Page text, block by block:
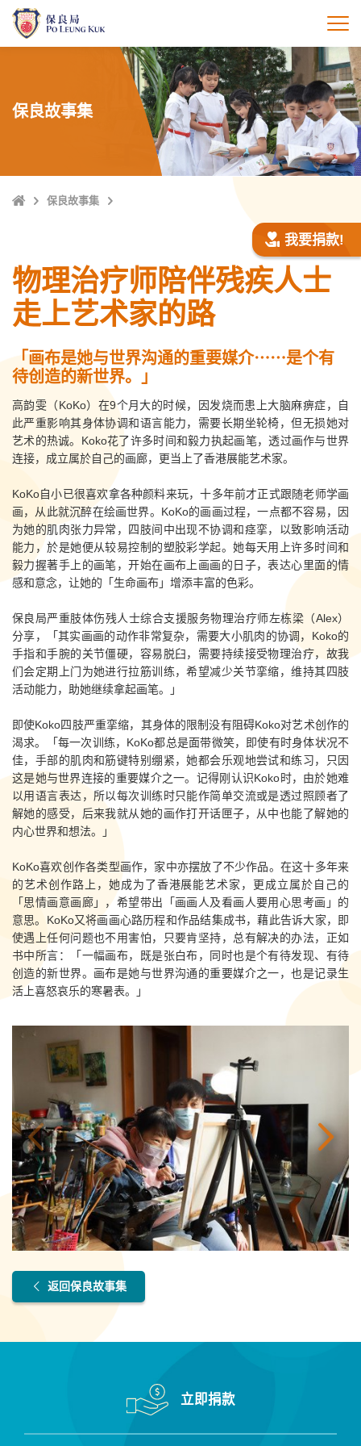
打
保良故事集
Home保良故事集
我要捐款!
物理治疗师陪伴残疾人士
走上艺术家的路
「画布是她与世界沟通的重要媒介⋯⋯是个有
待创造的新世界。」
高韵雯（KoKo）在9个月大的时候，因发烧而患上大脑麻痹症，自
此严重影响其身体协调和语言能力，需要长期坐轮椅，但无损她对
艺术的热诚。Koko花了许多时间和毅力执起画笔，透过画作与世界
连接，成立属於自己的画廊，更当上了香港展能艺术家。
KoKo自小已很喜欢拿各种颜料来玩，十多年前才正式跟随老师学画
画，从此就沉醉在绘画世界。KoKo的画画过程，一点都不容易，因
为她的肌肉张力异常，四肢间中出现不协调和痉挛，以致影响活动
能力，於是她便从较易控制的塑胶彩学起。她每天用上许多时间和
毅力握著手上的画笔，开始在画布上画画的日子，表达心里面的情
感和意念，让她的「生命画布」增添丰富的色彩。
保良局严重肢体伤残人士综合支援服务物理治疗师左栋梁（Alex）
分享，「其实画画的动作非常复杂，需要大小肌肉的协调，Koko的
手指和手腕的关节僵硬，容易脱臼，需要持续接受物理治疗，故我
们会定期上门为她进行拉筋训练，希望减少关节挛缩，维持其四肢
活动能力，助她继续拿起画笔。」
即使Koko四肢严重挛缩，其身体的限制没有阻碍Koko对艺术创作的
渴求。「每一次训练，KoKo都总是面带微笑，即使有时身体状况不
佳，手部的肌肉和筋键特别绷紧，她都会乐观地尝试和练习，只因
这是她与世界连接的重要媒介之一。记得刚认识Koko时，由於她难
以用语言表达，所以每次训练时只能作简单交流或是透过照顾者了
解她的感受，后来我就从她的画作打开话匣子，从中也能了解她的
内心世界和想法。」
KoKo喜欢创作各类型画作，家中亦摆放了不少作品。在这十多年来
的艺术创作路上，她成为了香港展能艺术家，更成立属於自己的
「思情画意画廊」，希望带出「画画人及看画人要用心思考画」的
意思。 KoKo又将画画心路历程和作品结集成书，藉此告诉大家，即
使遇上任何问题也不用害怕，只要肯坚持，总有解决的办法，正如
书中所言：「一幅画布，既是张白布，同时也是个有待发现、有待
创造的新世界。画布是她与世界沟通的重要媒介之一，也是记录生
活上喜怒哀乐的寒暑表。」
返回保良故事集
立即捐款